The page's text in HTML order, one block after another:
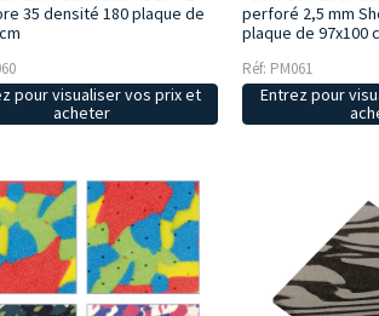
35 densité 180 plaque de
pour visualiser vos prix et
acheter
perforé 2,5 mm
plaque de 97x100
Réf: PM061
Entrez pour